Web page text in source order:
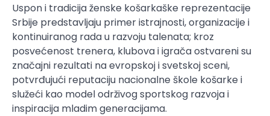
Uspon i tradicija ženske košarkaške reprezentacije
Srbije predstavljaju primer istrajnosti, organizacije i
kontinuiranog rada u razvoju talenata; kroz
posvećenost trenera, klubova i igrača ostvareni su
značajni rezultati na evropskoj i svetskoj sceni,
potvrđujući reputaciju nacionalne škole košarke i
služeći kao model održivog sportskog razvoja i
inspiracija mladim generacijama.